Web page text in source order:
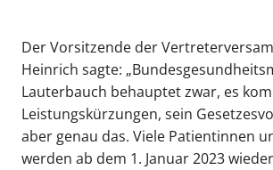
Der Vorsitzende der
Heinrich sagte:
Lauterbauch behauptet zwar, es
Leistungskürzungen, sein
aber genau das. Viele Patientinnen
werden ab dem 1. Januar 2023